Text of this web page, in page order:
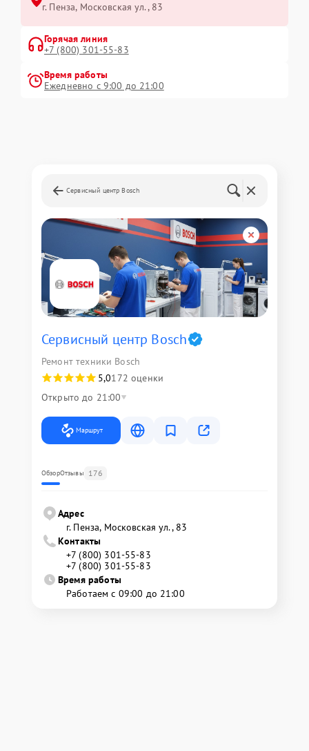
г. Пенза, Московская ул., 83
Горячая линия
+7 (800) 301-55-83
Время работы
Ежедневно с 9:00 до 21:00
Сервисный центр Bosch
Сервисный центр Bosch
Ремонт техники Bosch
5,0172 оценки
Открыто до 21:00
Маршрут
ОбзорОтзывы 176
Адрес
г. Пенза, Московская ул., 83
Контакты
+7 (800) 301-55-83
+7 (800) 301-55-83
Время работы
Работаем с 09:00 до 21:00